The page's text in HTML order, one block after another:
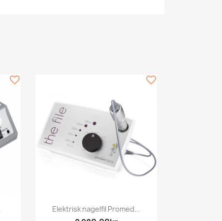
favorite_border
Snabbvy
Elektrisk nagelfil Promed...
favorite_border